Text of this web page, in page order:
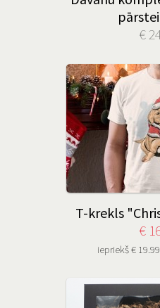
€
T-krekls
€
iepriekš € 19.99